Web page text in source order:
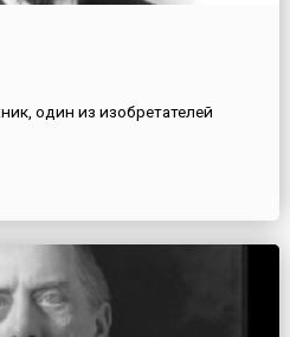
один из изобретателей